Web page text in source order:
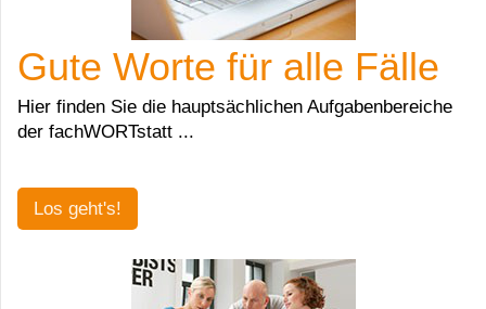
Gute Worte für alle Fälle
Hier finden Sie die hauptsächlichen Aufgabenbereiche
der fachWORTstatt ...
Los geht's!